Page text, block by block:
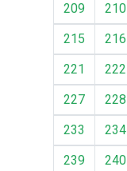
209
210
215
216
221
222
227
228
233
234
239
240